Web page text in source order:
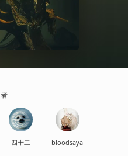
四十二 bloodsaya